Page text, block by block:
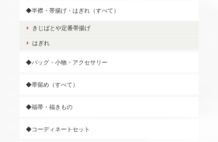
◆半襟・帯揚げ・はぎれ（すべて）
きじばとや定番帯揚げ
はぎれ
◆バッグ・小物・アクセサリー
◆帯留め（すべて）
◆福帯・福きもの
◆コーディネートセット